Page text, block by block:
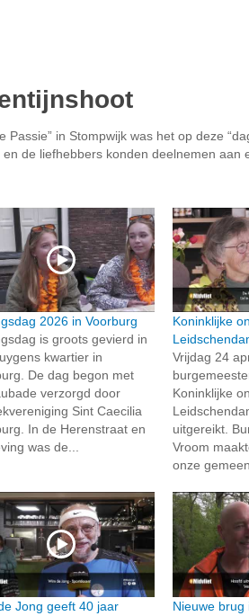
Passie” in Stompwijk was het op deze
de liefhebbers konden deelnemen aan
2026 in Voorburg
is groots gevierd in
kwartier in
De dag begon met
verzorgd door
Sint Caecilia
In de Herenstraat en
was de...
Koninklijke
Vrijdag 24
Koninklijke
uitgereikt.
Vroom
onze
Jong geeft 40 jaar
Nieuwe brug